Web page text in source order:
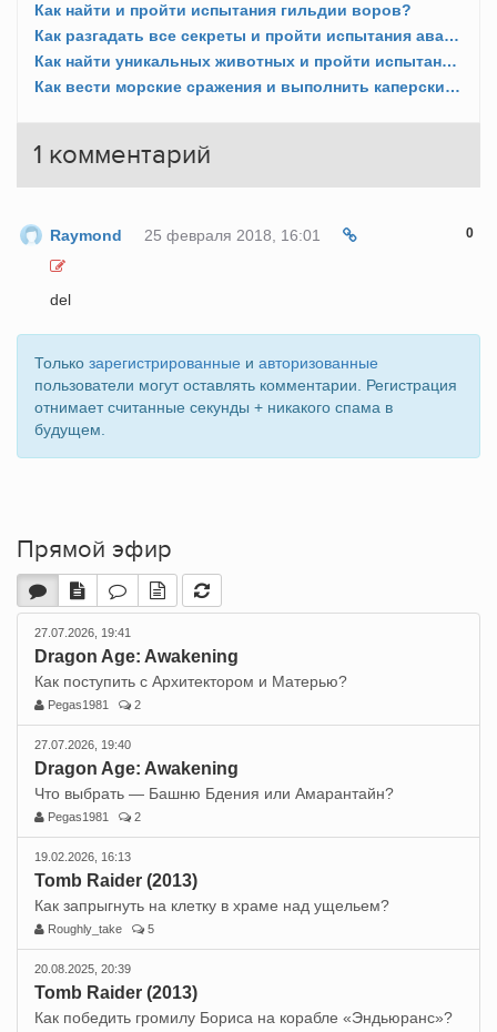
Как найти и пройти испытания гильдии воров?
Как разгадать все секреты и пройти испытания авантюристов?
Как найти уникальных животных и пройти испытания трапперов?
Как вести морские сражения и выполнить каперские контракты?
1 комментарий
Raymond 25 февраля 2018, 16:01 0
del
Только зарегистрированные и авторизованные
пользователи могут оставлять комментарии. Регистрация
отнимает считанные секунды + никакого спама в
будущем.
Прямой эфир
27.07.2026, 19:41
Dragon Age: Awakening
Как поступить с Архитектором и Матерью?
Pegas1981 2
27.07.2026, 19:40
Dragon Age: Awakening
Что выбрать — Башню Бдения или Амарантайн?
Pegas1981 2
19.02.2026, 16:13
Tomb Raider (2013)
Как запрыгнуть на клетку в храме над ущельем?
Roughly_take 5
20.08.2025, 20:39
Tomb Raider (2013)
Как победить громилу Бориса на корабле «Эндьюранс»?